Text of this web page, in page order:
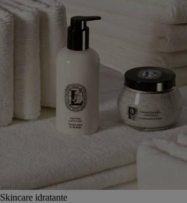
Skincare idratante